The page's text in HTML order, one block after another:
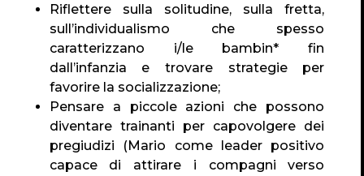
Riflettere sulla solitudine, sulla fretta,
sull’individualismo che spesso
caratterizzano i/le bambin* fin
dall’infanzia e trovare strategie per
favorire la socializzazione;
Pensare a piccole azioni che possono
diventare trainanti per capovolgere dei
pregiudizi (Mario come leader positivo
capace di attirare i compagni verso